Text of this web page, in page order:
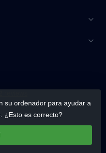
su ordenador para ayudar a
¿Esto es correcto?